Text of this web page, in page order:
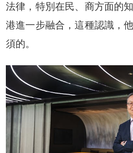
法律，特別在民、商方面的
港進一步融合，這種認識，
須的。